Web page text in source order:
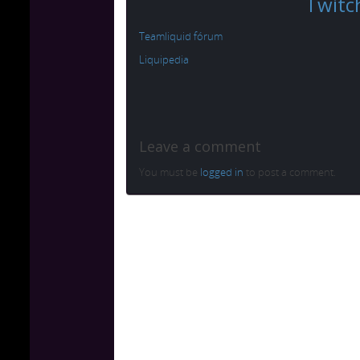
Teamliquid fórum
Liquipedia
Leave a comment
You must be logged in to post a comment.